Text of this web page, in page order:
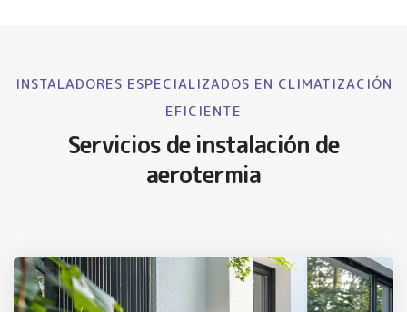
INSTALADORES ESPECIALIZADOS EN CLIMATIZACIÓN
EFICIENTE
Servicios de instalación de
aerotermia